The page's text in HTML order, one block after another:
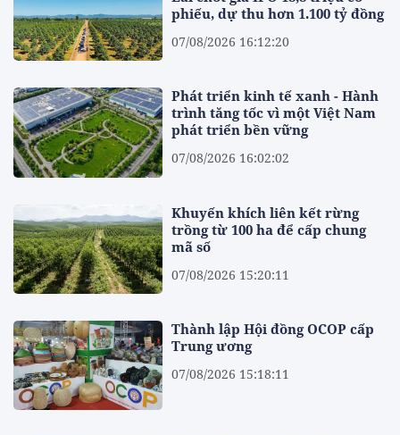
phiếu, dự thu hơn 1.100 tỷ đồng
07/08/2026 16:12:20
Phát triển kinh tế xanh - Hành
trình tăng tốc vì một Việt Nam
phát triển bền vững
07/08/2026 16:02:02
Khuyến khích liên kết rừng
trồng từ 100 ha để cấp chung
mã số
07/08/2026 15:20:11
Thành lập Hội đồng OCOP cấp
Trung ương
07/08/2026 15:18:11